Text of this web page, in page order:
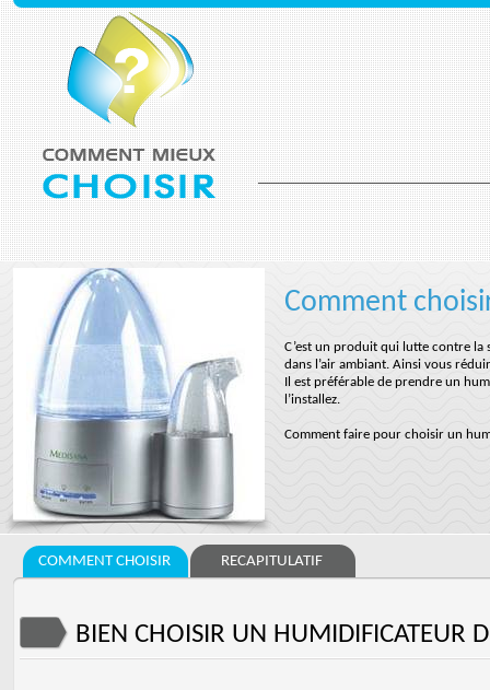
Comment
C’est un produit qui lutte contre la
dans l’air ambiant. Ainsi vous
Il est préférable de prendre un
l’installez.
Comment faire pour choisir un
COMMENT CHOISIR RECAPITULATIF
BIEN CHOISIR UN HUMIDIFICATEUR